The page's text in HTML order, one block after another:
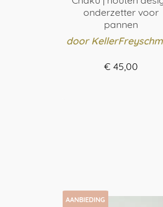
onderzetter voor
pannen
door
€ 45,00
kan
AANBIEDING